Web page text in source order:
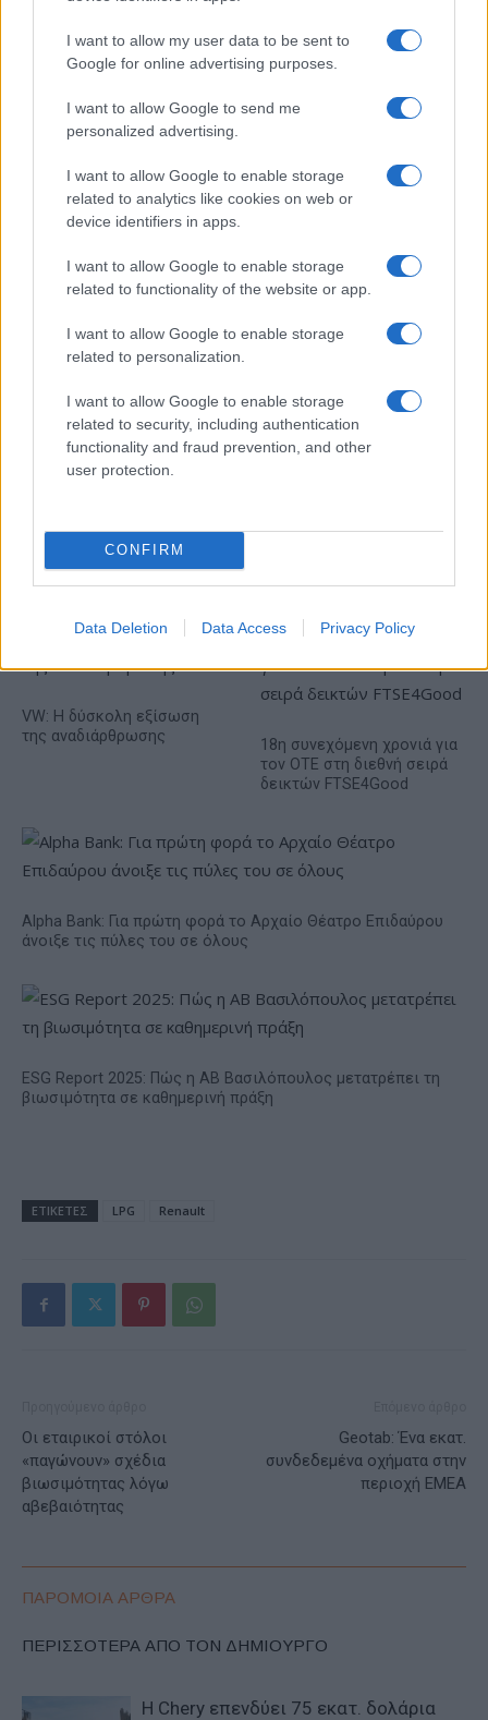
I want to allow my user data to be sent to
Google for online advertising purposes.
I want to allow Google to send me
personalized advertising.
I want to allow Google to enable storage
related to analytics like cookies on web or
device identifiers in apps.
I want to allow Google to enable storage
related to functionality of the website or app.
I want to allow Google to enable storage
related to personalization.
I want to allow Google to enable storage
related to security, including authentication
functionality and fraud prevention, and other
user protection.
CONFIRM
Data Deletion Data Access Privacy Policy
HELLENiQ ENERGY: Κέρδη 393 εκατ. ευρώ στο α' εξάμηνο –
Στα 734 εκατ. ευρώ τα EBITDA
Viohalco: Αυξημένος κατά
εξάμηνο, στα 4,3 δισ. ευρώ
– Στα 446 εκατ. ευρώ τα
EBITDA
1 δισ. ευρώ ως το 2028 για
την Ενέργεια
VW: Η δύσκολη εξίσωση
της αναδιάρθρωσης
18η συνεχόμενη χρονιά για
τον ΟΤΕ στη διεθνή σειρά
δεικτών FTSE4Good
Alpha Bank: Για πρώτη φορά το Αρχαίο Θέατρο Επιδαύρου
άνοιξε τις πύλες του σε όλους
ESG Report 2025: Πώς η ΑΒ Βασιλόπουλος μετατρέπει τη
βιωσιμότητα σε καθημερινή πράξη
ΕΤΙΚΕΤΕΣ LPG Renault
Οι εταιρικοί στόλοι
«παγώνουν» σχέδια
βιωσιμότητας λόγω
αβεβαιότητας
Geotab: Ένα εκατ.
συνδεδεμένα οχήματα στην
περιοχή ΕΜΕΑ
ΠΑΡΟΜΟΙΑ ΑΡΘΡΑ
ΠΕΡΙΣΣΟΤΕΡΑ ΑΠΟ ΤΟΝ ΔΗΜΙΟΥΡΓΟ
Η Chery επενδύει 75 εκατ. δολάρια